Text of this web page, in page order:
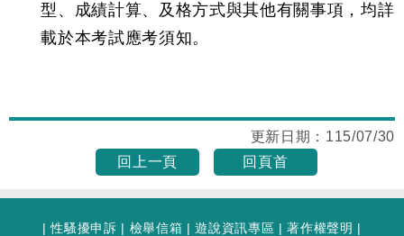
型、成績計算、及格方式與其他有關事項，均詳
載於本考試應考須知。
更新日期： 115/07/30
回上一頁
回頁首
|性騷擾申訴 | 檢舉信箱 |遊說資訊專區 |著作權聲明 |